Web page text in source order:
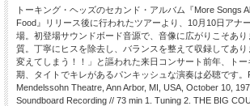
トーキング・ヘッズのセカンド・アルバム『More Songs
Food』リリース後に行われたツアーより、10月10日アナ
場。初登場サウンドボード音源で、音像に広がりこそあ
質。丁寧にヒスを除去し、バランスを整えて収録してあ
変えてしまう！！」と謳われた来日コンサート前年、ト
期、タイトでキレがあるパンキッシュな演奏は必聴です
Mendelssohn Theatre, Ann Arbor, MI, USA, October 10,
Soundboard Recording // 73 min 1. Tuning 2. THE BIG